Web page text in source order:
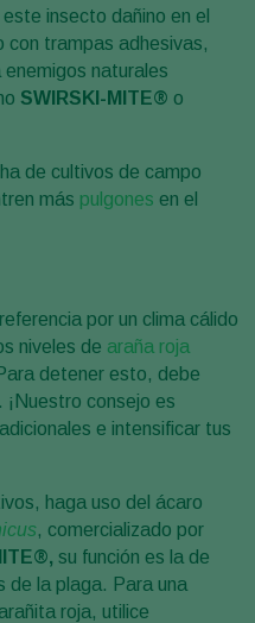
insecto dañino en el
trampas adhesivas,
naturales
SWIRSKI-MITE® o
de cultivos de campo
más pulgones en el
por un clima cálido
niveles de araña roja
detener esto, debe
consejo es
e intensificar tus
haga uso del ácaro
, comercializado por
su función es la de
de la plaga. Para una
roja, utilice